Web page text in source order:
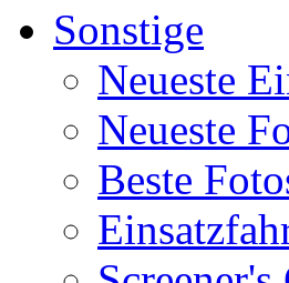
Sonstige
Neueste
Neueste
Beste